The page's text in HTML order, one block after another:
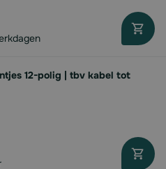
12-polig | tbv kabel tot